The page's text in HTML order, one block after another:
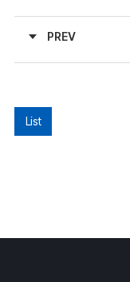
PREV
List